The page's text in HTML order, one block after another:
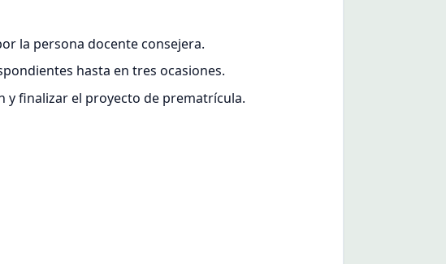
la persona docente consejera.
hasta en tres ocasiones.
y finalizar el proyecto de prematrícula.